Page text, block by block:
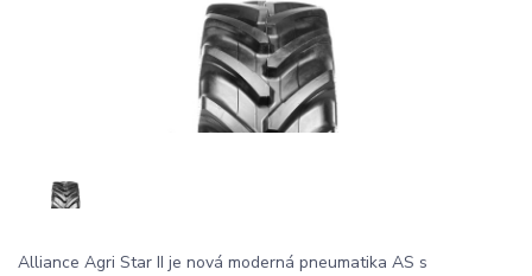
Alliance Agri Star II je nová moderná pneumatika AS s